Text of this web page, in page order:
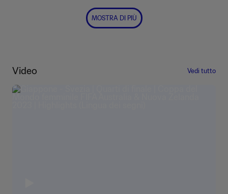
MOSTRA DI PIÙ
Video Vedi tutto